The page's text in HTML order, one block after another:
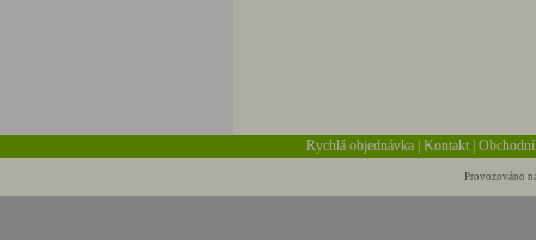
Rychlá objednávka |Kontakt |
Provozováno